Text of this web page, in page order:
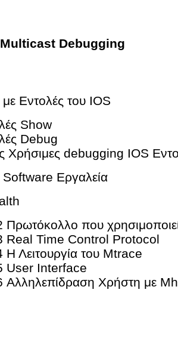
Debugging
Εντολές του IOS
Show
Debug
Χρήσιμες debugging IOS
Εργαλεία
Πρωτόκολλο που
Real Time Control Protocol
Η Λειτουργία του Mtrace
User Interface
Αλληλεπίδραση Χρήστη με